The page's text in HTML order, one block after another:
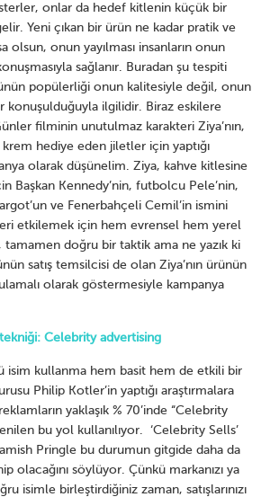
onlar da hedef kitlenin küçük bir
Yeni çıkan bir ürün ne kadar pratik ve
olsun, onun yayılması insanların onun
sağlanır. Buradan şu tespiti
popülerliği onun kalitesiyle değil, onun
konuşulduğuyla ilgilidir. Biraz eskilere
filminin unutulmaz karakteri Ziya’nın,
hediye eden jiletler için yaptığı
olarak düşünelim. Ziya, kahve kitlesine
Başkan Kennedy’nin, futbolcu Pele’nin,
ve Fenerbahçeli Cemil’in ismini
etkilemek için hem evrensel hem yerel
tamamen doğru bir taktik ama ne yazık ki
satış temsilcisi de olan Ziya’nın ürünün
olarak göstermesiyle kampanya
tekniği: Celebrity advertising
isim kullanma hem basit hem de etkili bir
Philip Kotler’in yaptığı araştırmalara
yaklaşık % 70’inde “Celebrity
bu yol kullanılıyor. ‘Celebrity Sells’
Pringle bu durumun gitgide daha da
olacağını söylüyor. Çünkü markanızı ya
isimle birleştirdiğiniz zaman, satışlarınızı